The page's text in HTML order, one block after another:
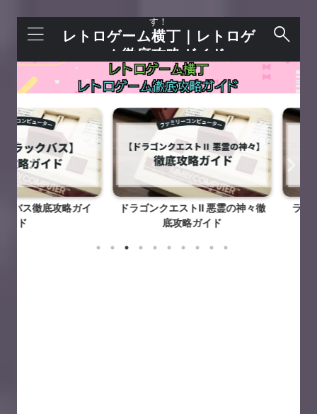
す！
レトロゲーム横丁｜レトロゲ
ーム徹底攻略ガイド
底攻略ガイ
ドラゴンクエストⅡ 悪霊の神々徹
底攻略ガイド
ラビリンス